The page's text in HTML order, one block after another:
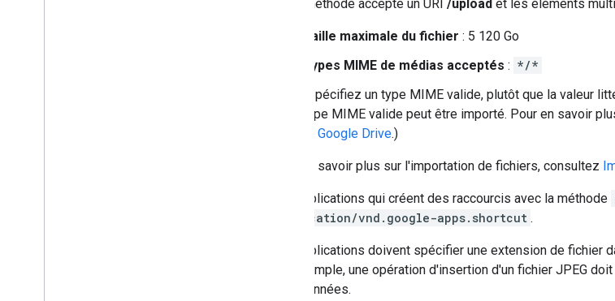
Cette méthode accepte un URI /upload et les éléments
Taille maximale du fichier : 5 120 Go
Types MIME de médias acceptés : */*
(Spécifiez un type MIME valide, plutôt que la valeur
type MIME valide peut être importé. Pour en savoir
et Google Drive.)
Pour en savoir plus sur l'importation de fichiers, consultez
Les applications qui créent des raccourcis avec la méthode
application/vnd.google-apps.shortcut .
Les applications doivent spécifier une extension de fichier
Par exemple, une opération d'insertion d'un fichier JPEG
métadonnées.